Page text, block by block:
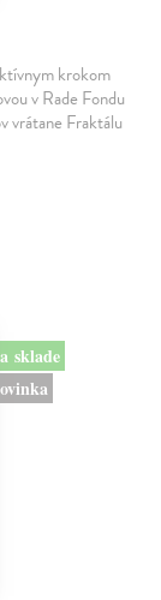
krokom
v Rade Fondu
vrátane Fraktálu
sklade